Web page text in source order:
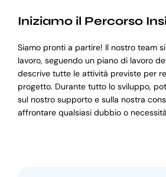
Iniziamo il Percorso
Siamo pronti a partire! Il nostro team
lavoro, seguendo un piano di lavoro
descrive tutte le attività previste per
progetto. Durante tutto lo sviluppo,
sul nostro supporto e sulla nostra
affrontare qualsiasi dubbio o